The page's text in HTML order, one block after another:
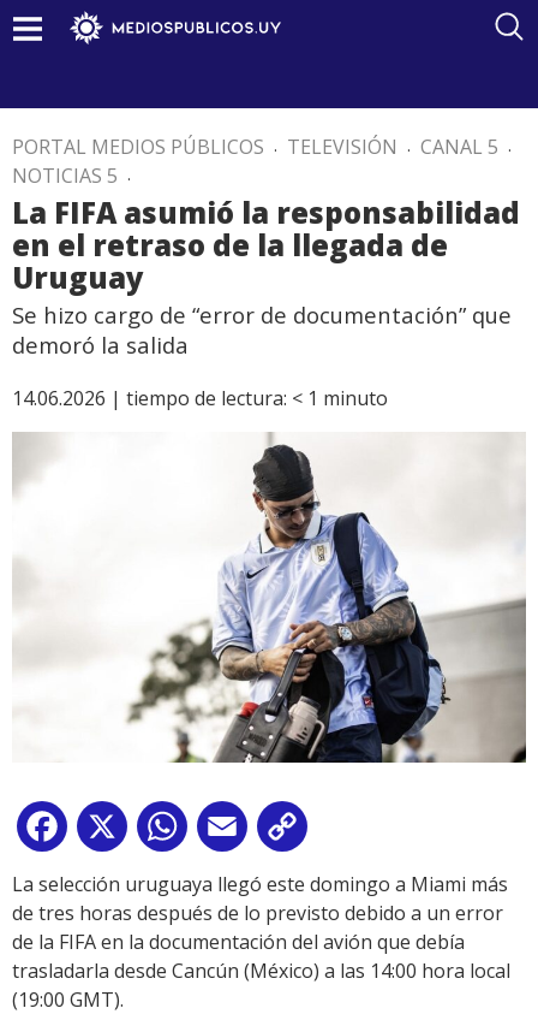
PORTAL MEDIOS PÚBLICOS . TELEVISIÓN . CANAL 5 .
NOTICIAS 5 .
La FIFA asumió la responsabilidad
en el retraso de la llegada de
Uruguay
Se hizo cargo de “error de documentación” que
demoró la salida
14.06.2026 | tiempo de lectura: < 1 minuto
Facebook
X WhatsApp
Email
Link
La selección uruguaya llegó este domingo a Miami más
de tres horas después de lo previsto debido a un error
de la FIFA en la documentación del avión que debía
trasladarla desde Cancún (México) a las 14:00 hora local
(19:00 GMT).